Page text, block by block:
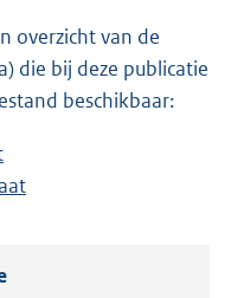
overzicht van de
die bij deze publicatie
beschikbaar:
e
a